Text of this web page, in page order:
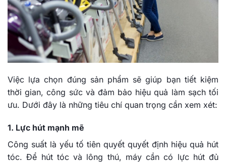
Việc lựa chọn đúng sản phẩm sẽ giúp bạn tiết kiệm
thời gian, công sức và đảm bảo hiệu quả làm sạch tối
ưu. Dưới đây là những tiêu chí quan trọng cần xem xét:
1. Lực hút mạnh mẽ
Công suất là yếu tố tiên quyết quyết định hiệu quả hút
tóc. Để hút tóc và lông thú, máy cần có lực hút đủ